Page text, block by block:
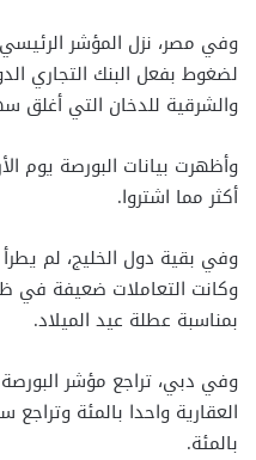
والشرقية للدخان التي أغلق
وأظهرت بيانات البورصة يوم
أكثر مما اشتروا.
وفي بقية دول الخليج، لم
وكانت التعاملات ضعيفة في
بمناسبة عطلة عيد الميلاد.
بالمئة.